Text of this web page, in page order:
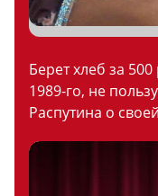
Берет хлеб за
1989-го, не
Распутина о